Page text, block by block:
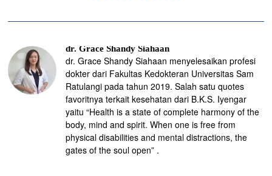
dr. Grace Shandy Siahaan
dr. Grace Shandy Siahaan menyelesaikan profesi
dokter dari Fakultas Kedokteran Universitas Sam
Ratulangi pada tahun 2019. Salah satu quotes
favoritnya terkait kesehatan dari B.K.S. Iyengar
yaitu “Health is a state of complete harmony of the
body, mind and spirit. When one is free from
physical disabilities and mental distractions, the
gates of the soul open” .